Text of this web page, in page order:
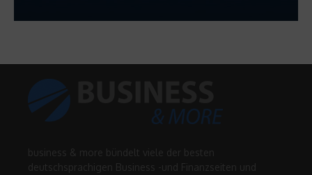
business & more bündelt viele der besten
deutschsprachigen Business -und Finanzseiten und